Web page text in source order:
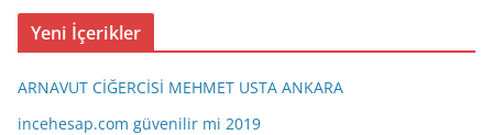
ş
Yeni İçerikler
ARNAVUT CİĞERCİSİ MEHMET USTA ANKARA
incehesap.com güvenilir mi 2019